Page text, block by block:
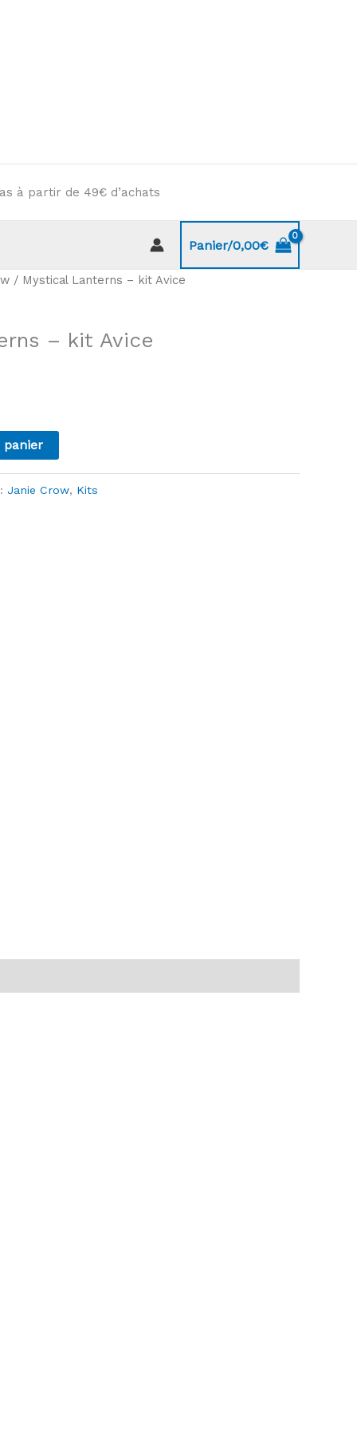
à partir de 49€ d’achats
Panier/0,00€
/ Mystical Lanterns – kit Avice
– kit Avice
panier
Janie Crow, Kits